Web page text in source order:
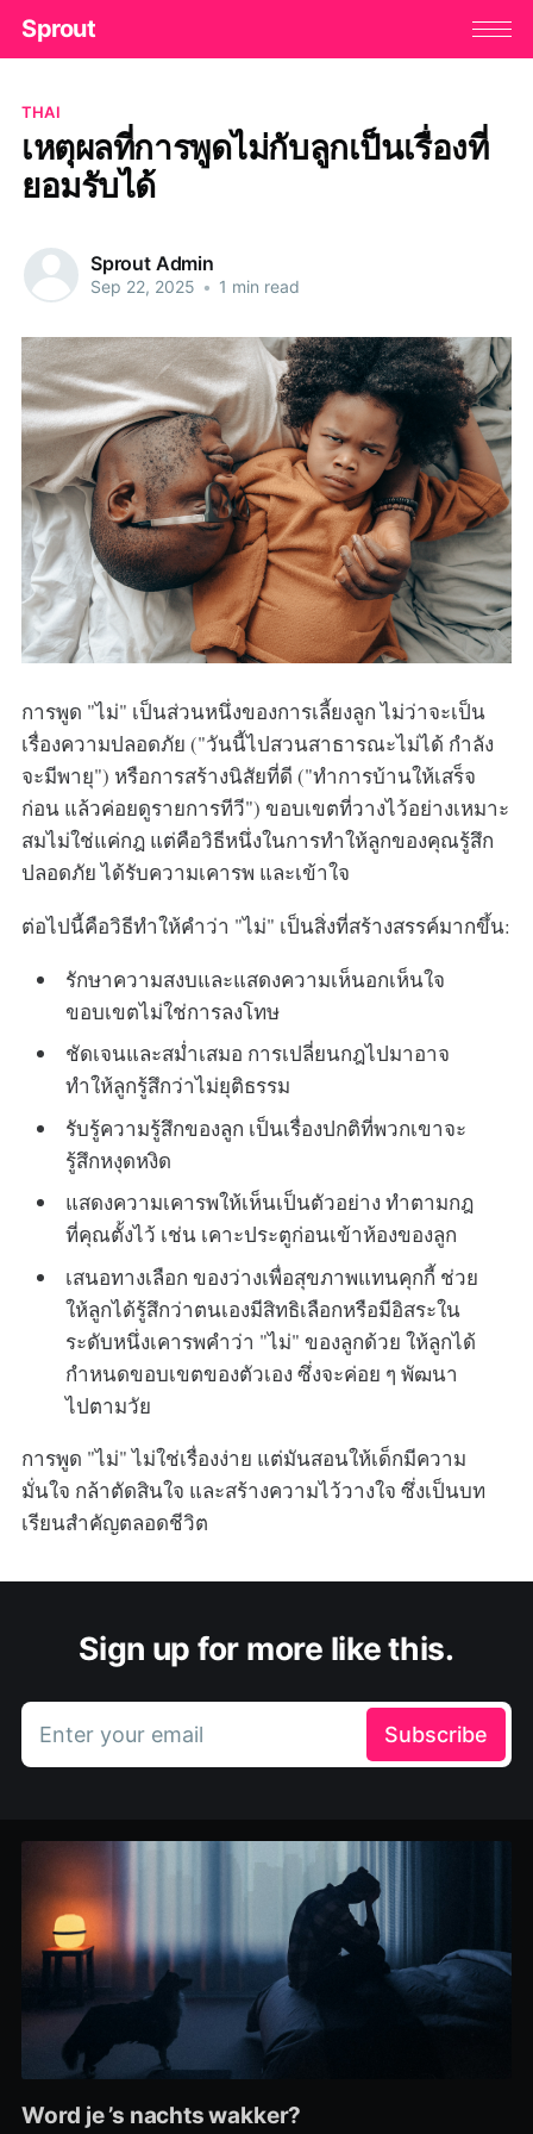
Sprout
THAI
เหตุผลที่การพูดไม่กับลูกเป็นเรื่องที่
ยอมรับได้
Sprout Admin
Sep 22, 2025 • 1 min read
การพูด "ไม่" เป็นส่วนหนึ่งของการเลี้ยงลูก ไม่ว่าจะเป็น
เรื่องความปลอดภัย ("วันนี้ไปสวนสาธารณะไม่ได้ กำลัง
จะมีพายุ") หรือการสร้างนิสัยที่ดี ("ทำการบ้านให้เสร็จ
ก่อน แล้วค่อยดูรายการทีวี") ขอบเขตที่วางไว้อย่างเหมาะ
สมไม่ใช่แค่กฎ แต่คือวิธีหนึ่งในการทำให้ลูกของคุณรู้สึก
ปลอดภัย ได้รับความเคารพ และเข้าใจ
ต่อไปนี้คือวิธีทำให้คำว่า "ไม่" เป็นสิ่งที่สร้างสรรค์มากขึ้น:
รักษาความสงบและแสดงความเห็นอกเห็นใจ
ขอบเขตไม่ใช่การลงโทษ
ชัดเจนและสม่ำเสมอ การเปลี่ยนกฎไปมาอาจ
ทำให้ลูกรู้สึกว่าไม่ยุติธรรม
รับรู้ความรู้สึกของลูก เป็นเรื่องปกติที่พวกเขาจะ
รู้สึกหงุดหงิด
แสดงความเคารพให้เห็นเป็นตัวอย่าง ทำตามกฎ
ที่คุณตั้งไว้ เช่น เคาะประตูก่อนเข้าห้องของลูก
เสนอทางเลือก ของว่างเพื่อสุขภาพแทนคุกกี้ ช่วย
ให้ลูกได้รู้สึกว่าตนเองมีสิทธิเลือกหรือมีอิสระใน
ระดับหนึ่งเคารพคำว่า "ไม่" ของลูกด้วย ให้ลูกได้
กำหนดขอบเขตของตัวเอง ซึ่งจะค่อย ๆ พัฒนา
ไปตามวัย
การพูด "ไม่" ไม่ใช่เรื่องง่าย แต่มันสอนให้เด็กมีความ
มั่นใจ กล้าตัดสินใจ และสร้างความไว้วางใจ ซึ่งเป็นบท
เรียนสำคัญตลอดชีวิต
Sign up for more like this.
Enter your email Subscribe
Word je ’s nachts wakker?